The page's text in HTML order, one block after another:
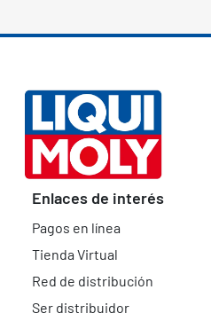
Enlaces de interés
Pagos en línea
Tienda Virtual
Red de distribución
Ser distribuidor